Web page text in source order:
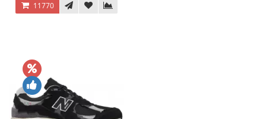
11770